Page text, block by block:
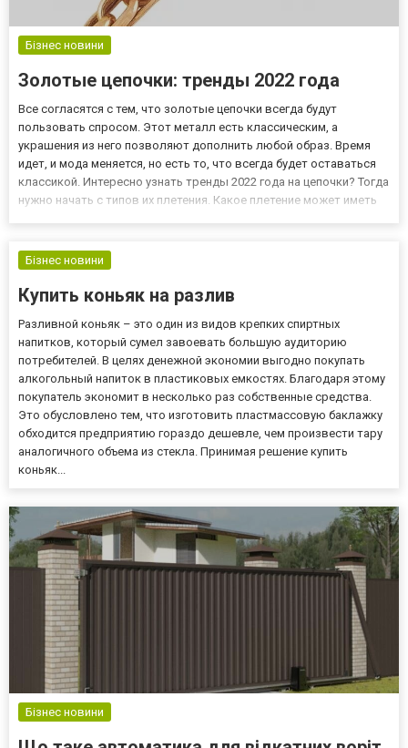
Бізнес новини
Золотые цепочки: тренды 2022 года
Все согласятся с тем, что золотые цепочки всегда будут
пользовать спросом. Этот металл есть классическим, а
украшения из него позволяют дополнить любой образ. Время
идет, и мода меняется, но есть то, что всегда будет оставаться
классикой. Интересно узнать тренды 2022 года на цепочки? Тогда
нужно начать с типов их плетения. Какое плетение может иметь
Бізнес новини
Купить коньяк на разлив
Разливной коньяк – это один из видов крепких спиртных
напитков, который сумел завоевать большую аудиторию
потребителей. В целях денежной экономии выгодно покупать
алкогольный напиток в пластиковых емкостях. Благодаря этому
покупатель экономит в несколько раз собственные средства.
Это обусловлено тем, что изготовить пластмассовую баклажку
обходится предприятию гораздо дешевле, чем произвести тару
аналогичного объема из стекла. Принимая решение купить
коньяк...
Бізнес новини